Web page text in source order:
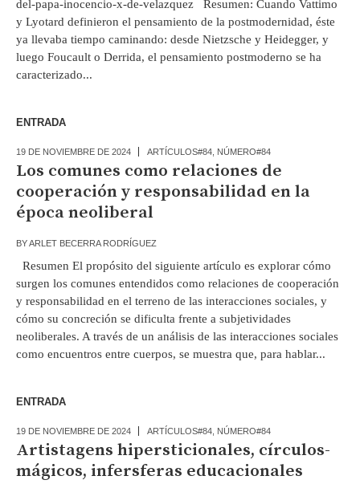
del-papa-inocencio-x-de-velazquez Resumen: Cuando Vattimo
y Lyotard definieron el pensamiento de la postmodernidad, éste
ya llevaba tiempo caminando: desde Nietzsche y Heidegger, y
luego Foucault o Derrida, el pensamiento postmoderno se ha
caracterizado...
ENTRADA
19 DE NOVIEMBRE DE 2024 ARTÍCULOS#84 NÚMERO#84
Los comunes como relaciones de
cooperación y responsabilidad en la
época neoliberal
BYARLET BECERRA RODRÍGUEZ
Resumen El propósito del siguiente artículo es explorar cómo
surgen los comunes entendidos como relaciones de cooperación
y responsabilidad en el terreno de las interacciones sociales, y
cómo su concreción se dificulta frente a subjetividades
neoliberales. A través de un análisis de las interacciones sociales
como encuentros entre cuerpos, se muestra que, para hablar...
ENTRADA
19 DE NOVIEMBRE DE 2024 ARTÍCULOS#84 NÚMERO#84
Artistagens hipersticionales, círculos-
mágicos, infersferas educacionales